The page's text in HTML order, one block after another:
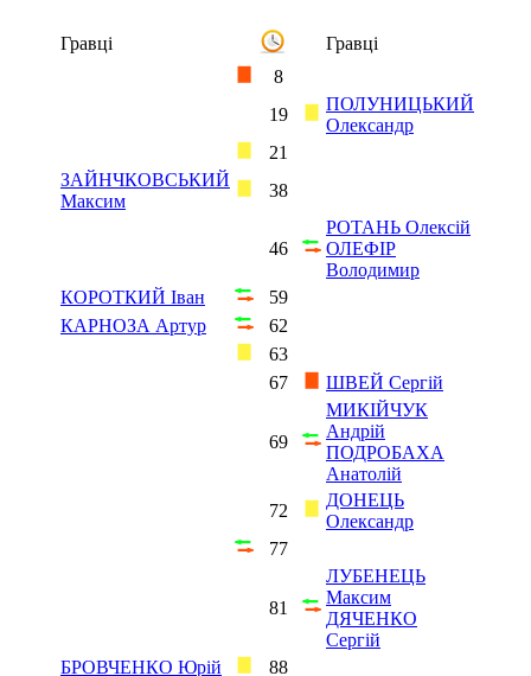
Гравці
Гравці
8
19
ПОЛУНИЦЬКИЙ
Олександр
21
ЗАЙНЧКОВСЬКИЙ
Максим
38
46
РОТАНЬ Олексій
ОЛЕФІР
Володимир
КОРОТКИЙ Іван
59
КАРНОЗА Артур
62
63
67
ШВЕЙ Сергій
69
МИКІЙЧУК
Андрій
ПОДРОБАХА
Анатолій
72
ДОНЕЦЬ
Олександр
77
81
ЛУБЕНЕЦЬ
Максим
ДЯЧЕНКО
Сергій
БРОВЧЕНКО Юрій
88